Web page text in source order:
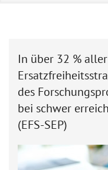
In über 32 %
des
bei schwer
(EFS-SEP)